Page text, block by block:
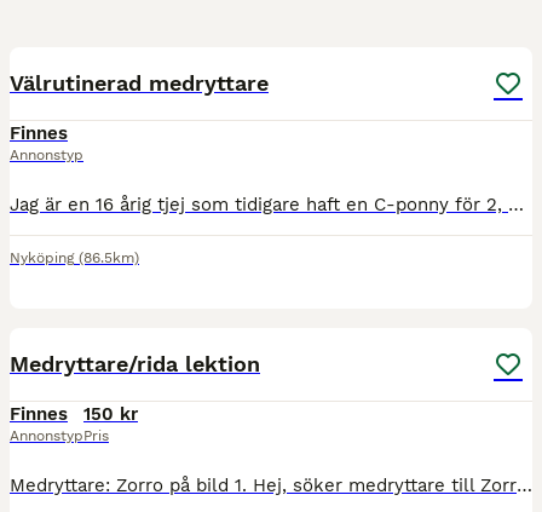
Välrutinerad medryttare
Finnes
Annonstyp
Jag är en 16 årig tjej som tidigare haft en C-ponny för 2, nästan 3 år sedan. Vi köpte ponnyn som 7 åring och då var hon väldigt otränad, så det blev som att jag red in henne. Jag bor i Nyköping och
Nyköping (86.5km)
Medryttare/rida lektion
Finnes
Annonstyp
150 kr
Pris
Medryttare: Zorro på bild 1. Hej, söker medryttare till Zorro, en valack, 6 år på ca 175cm i mkh. Snäll i all hantering och kommer fram i hagen. Snäll och lätt att rida på bana, i ridhus och rida